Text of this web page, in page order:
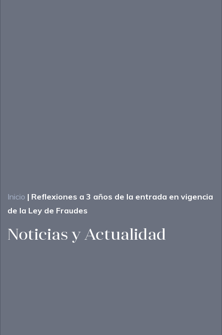
Inicio | Reflexiones a 3 años de la entrada en vigencia
de la Ley de Fraudes
Noticias y Actualidad